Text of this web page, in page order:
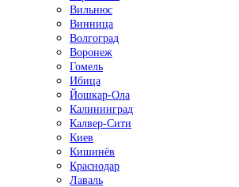
Вильнюс
Винница
Волгоград
Воронеж
Гомель
Ибица
Йошкар-Ола
Калининград
Калвер-Сити
Киев
Кишинёв
Краснодар
Лаваль